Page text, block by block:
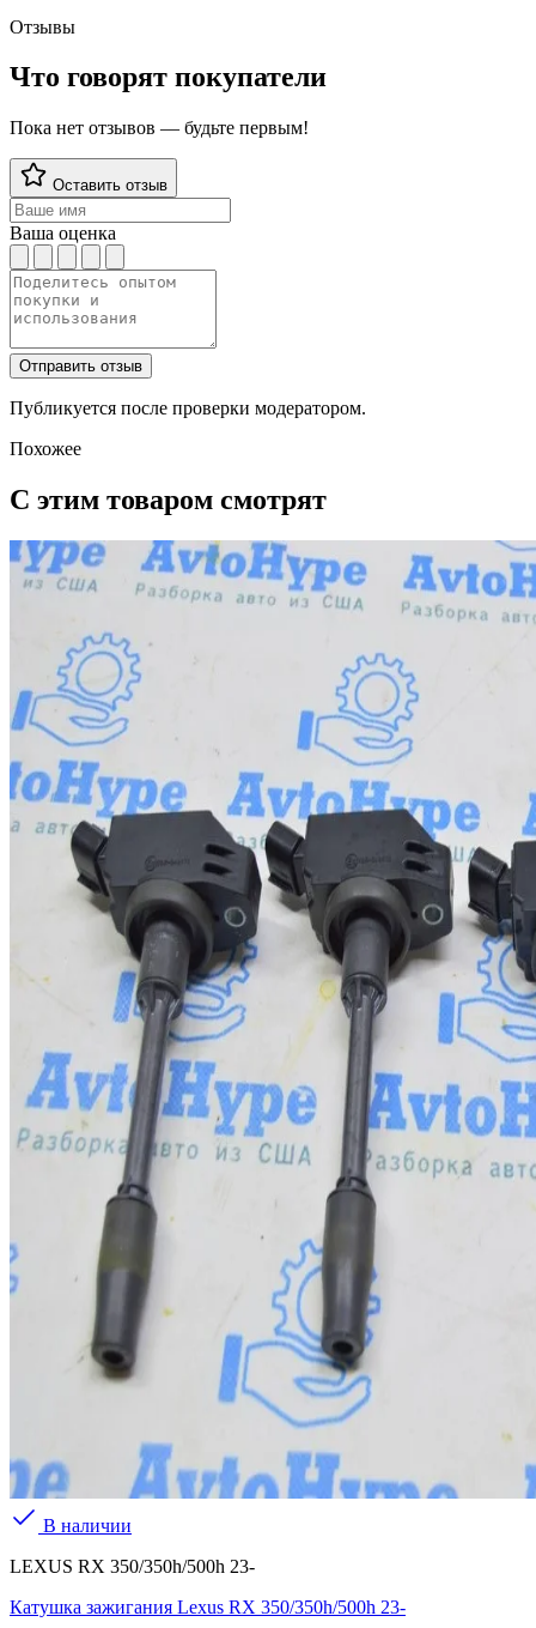
Отзывы
Что говорят покупатели
Пока нет отзывов — будьте первым!
Оставить отзыв
Ваша оценка
Отправить отзыв
Публикуется после проверки модератором.
Похожее
С этим товаром смотрят
В наличии
LEXUS RX 350/350h/500h 23-
Катушка зажигания Lexus RX 350/350h/500h 23-